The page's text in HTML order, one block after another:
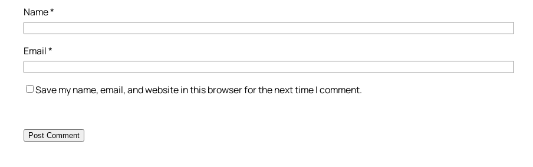
Name*
Email*
Save my name, email, and website in this browser for the next time I comment.